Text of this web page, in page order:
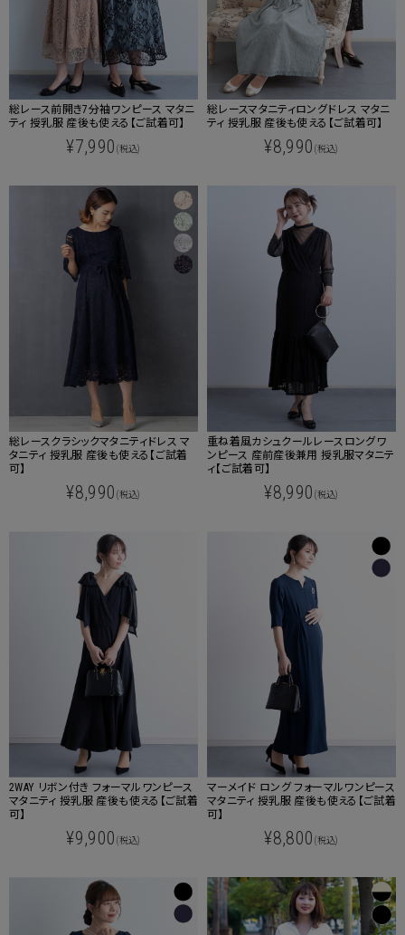
総レース前開き7分袖ワンピース マタニ
ティ 授乳服 産後も使える【ご試着可】
¥7,990 (税込)
総レースマタニティロングドレス マタニ
ティ 授乳服 産後も使える【ご試着可】
¥8,990 (税込)
総レースクラシックマタニティドレス マ
タニティ 授乳服 産後も使える【ご試着
可】
¥8,990 (税込)
重ね着風カシュクールレースロングワ
ンピース 産前産後兼用 授乳服マタニテ
ィ【ご試着可】
¥8,990 (税込)
2WAY リボン付き フォーマルワンピース
マタニティ 授乳服 産後も使える【ご試着
可】
¥9,900 (税込)
マーメイド ロング フォーマルワンピース
マタニティ 授乳服 産後も使える【ご試着
可】
¥8,800 (税込)